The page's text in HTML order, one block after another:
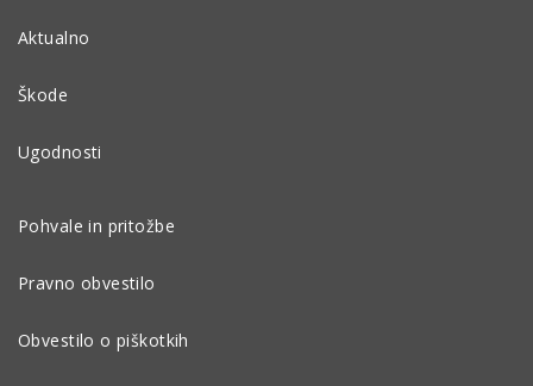
Aktualno
Škode
Ugodnosti
Pohvale in pritožbe
Pravno obvestilo
Obvestilo o piškotkih